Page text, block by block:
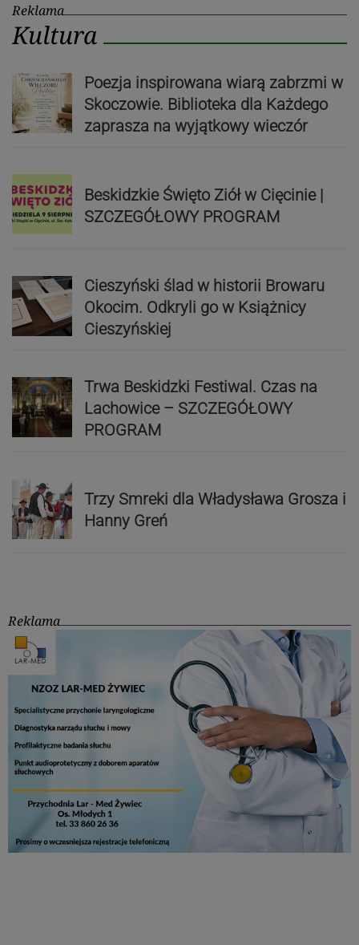
Reklama
Kultura
Poezja inspirowana wiarą zabrzmi w
Skoczowie. Biblioteka dla Każdego
zaprasza na wyjątkowy wieczór
Beskidzkie Święto Ziół w Cięcinie |
SZCZEGÓŁOWY PROGRAM
Cieszyński ślad w historii Browaru
Okocim. Odkryli go w Książnicy
Cieszyńskiej
Trwa Beskidzki Festiwal. Czas na
Lachowice – SZCZEGÓŁOWY
PROGRAM
Trzy Smreki dla Władysława Grosza i
Hanny Greń
Reklama